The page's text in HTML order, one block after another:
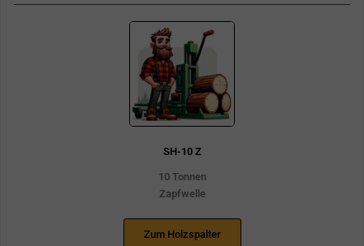
SH-10 Z
10 Tonnen
Zapfwelle
Zum Holzspalter